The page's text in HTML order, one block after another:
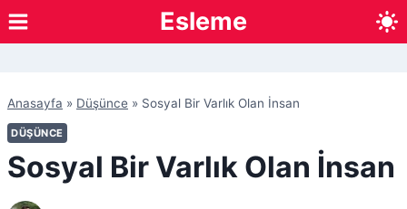
Skip
to
Esleme
Anasayfa » Düşünce » Sosyal Bir Varlık Olan İnsan
DÜŞÜNCE
Sosyal Bir Varlık Olan İnsan